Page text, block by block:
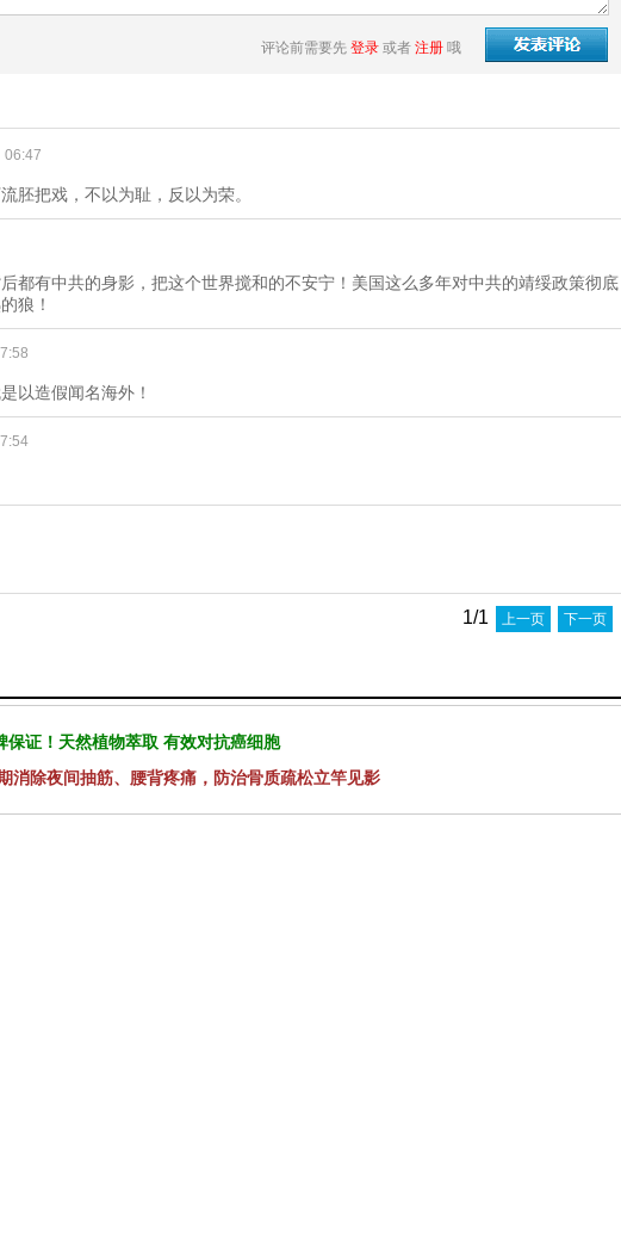
评论前需要先 登录 或者 注册 哦
06:47
胚把戏，不以为耻，反以为荣。
都有中共的身影，把这个世界搅和的不安宁！美国这么多年对中共的靖绥政策彻底
狼！
以造假闻名海外！
1/1 上一页 下一页
保证！天然植物萃取 有效对抗癌细胞
消除夜间抽筋、腰背疼痛，防治骨质疏松立竿见影